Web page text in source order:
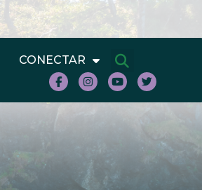
CONECTAR